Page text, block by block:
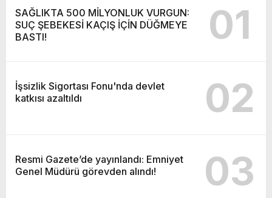
SAĞLIKTA 500 MİLYONLUK VURGUN:
SUÇ ŞEBEKESİ KAÇIŞ İÇİN DÜĞMEYE
BASTI!
01
İşsizlik Sigortası Fonu'nda devlet
katkısı azaltıldı
02
Resmi Gazete’de yayınlandı: Emniyet
Genel Müdürü görevden alındı!
03